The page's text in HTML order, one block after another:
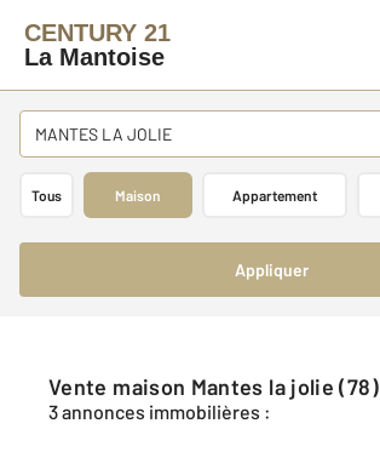
CENTURY 21
La Mantoise
MANTES LA JOLIE
Tous Maison Appartement
Appliquer
Vente maison Mantes la jolie (78)
3 annonces immobilières :